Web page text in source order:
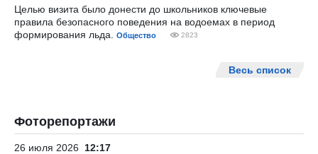
Целью визита было донести до школьников ключевые
правила безопасного поведения на водоемах в период
формирования льда.
Общество 2823
Весь список
Фоторепортажи
26 июля 2026 12:17